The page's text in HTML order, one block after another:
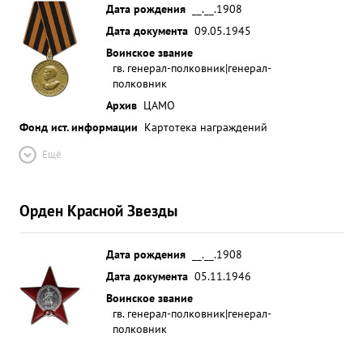
Дата рождения
__.__.1908
Дата документа 09.05.1945
Воинское звание
гв. генерал-полковник|генерал-
полковник
Архив ЦАМО
Фонд ист. информации Картотека награждений
Ещё
Орден Красной Звезды
Дата рождения
__.__.1908
Дата документа 05.11.1946
Воинское звание
гв. генерал-полковник|генерал-
полковник